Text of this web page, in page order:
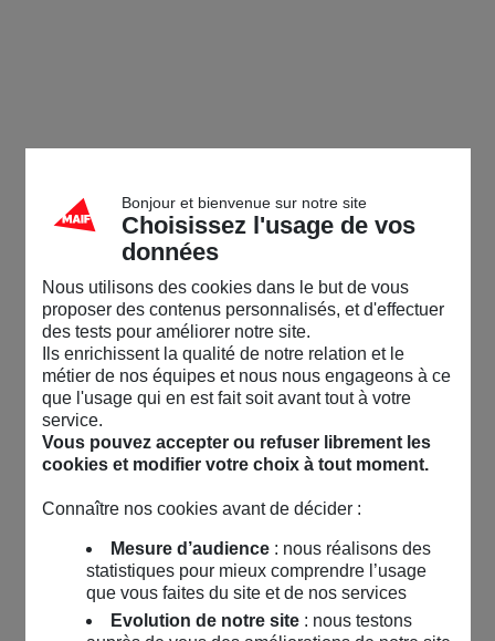
Bonjour et bienvenue sur notre site
Choisissez l'usage de vos
données
Nous utilisons des cookies dans le but de vous
proposer des contenus personnalisés, et d'effectuer
des tests pour améliorer notre site.
Ils enrichissent la qualité de notre relation et le
métier de nos équipes et nous nous engageons à ce
que l'usage qui en est fait soit avant tout à votre
service.
Vous pouvez accepter ou refuser librement les
cookies et modifier votre choix à tout moment.
Connaître nos cookies avant de décider :
Mesure d’audience: nous réalisons des
statistiques pour mieux comprendre l’usage
que vous faites du site et de nos services
Evolution de notre site: nous testons